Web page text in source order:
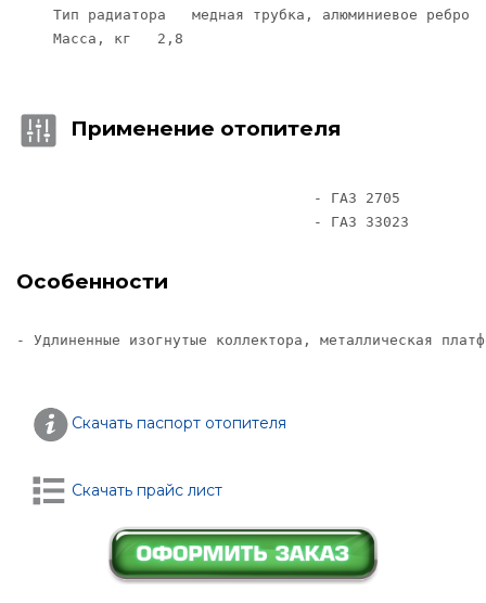
Тип радиатора   медная трубка, алюминиевое ребро
Масса, кг   2,8
Применение отопителя
- ГАЗ 2705
Особенности
- Удлиненные изогнутые коллектора, металлическая
Скачать паспорт отопителя
Скачать прайс лист